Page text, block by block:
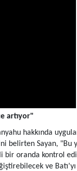
artıyor"
hakkında
belirten Sayan, "Bu
bir oranda kontrol
ve